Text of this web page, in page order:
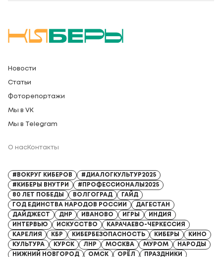
Новости
Статьи
Фоторепортажи
Мы в VK
Мы в Telegram
О насКонтакты
#ВОКРУГ КИБЕРОВ
#ДИАЛОГКУЛЬТУР2025
#КИБЕРЫ ВНУТРИ
#ПРОФЕССИОНАЛЫ2025
80 ЛЕТ ПОБЕДЫ
ВОЛГОГРАД
ГАЙД
ГОД ЕДИНСТВА НАРОДОВ РОССИИ
ДАГЕСТАН
ДАЙДЖЕСТ
ДНР ИВАНОВО ИГРЫ
ИНДИЯ
ИНТЕРВЬЮ
ИСКУССТВО
КАРАЧАЕВО-ЧЕРКЕССИЯ
КАРЕЛИЯ
КБР КИБЕРБЕЗОПАСНОСТЬ КИБЕРЫ
КИНО
КУЛЬТУРА
КУРСК ЛНР МОСКВА МУРОМ
НАРОДЫ
НИЖНИЙ НОВГОРОД
ОМСК ОРЁЛ ПРАЗДНИКИ